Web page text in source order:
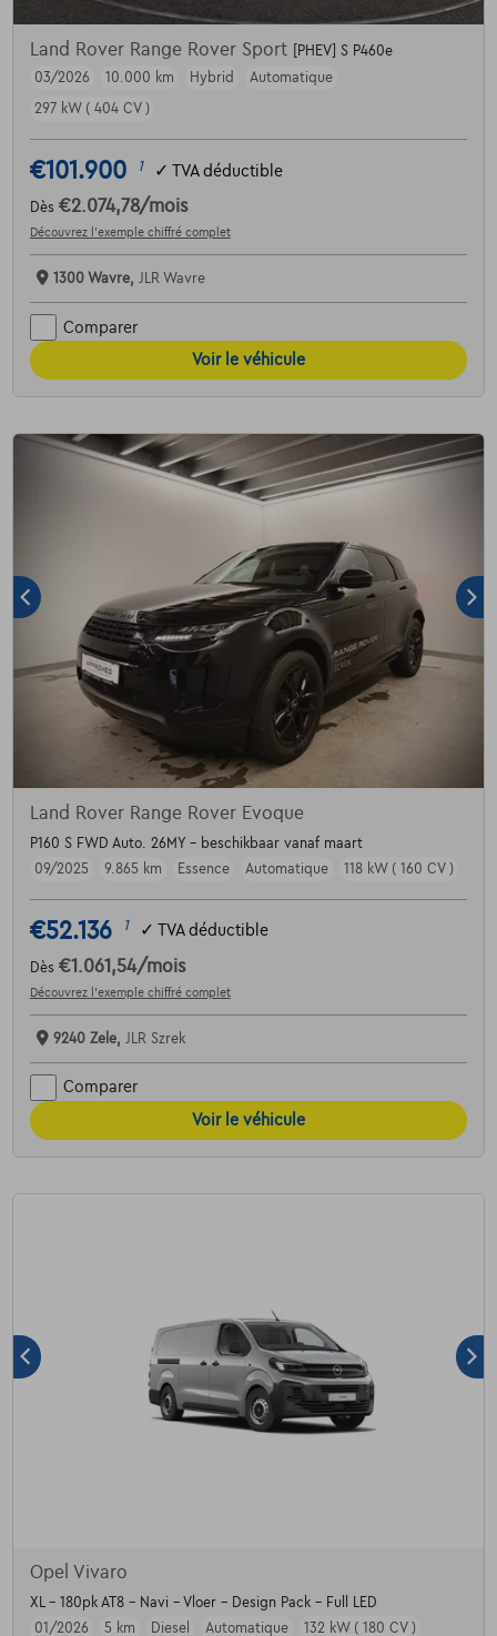
Land Rover Range Rover Sport
[PHEV] S P460e
03/2026
10.000 km Hybrid
Automatique
297 kW ( 404 CV )
€101.900 1 ✓ TVA déductible
Dès €2.074,78/mois
Découvrez l’exemple chiffré complet
1300 Wavre, JLR Wavre
Comparer
Voir le véhicule
Land Rover Range Rover Evoque
P160 S FWD Auto. 26MY - beschikbaar vanaf maart
09/2025
9.865 km Essence Automatique 118 kW ( 160 CV )
€52.136 1 ✓ TVA déductible
Dès €1.061,54/mois
Découvrez l’exemple chiffré complet
9240 Zele, JLR Szrek
Comparer
Voir le véhicule
Opel Vivaro
XL - 180pk AT8 - Navi - Vloer - Design Pack - Full LED
01/2026
5 km Diesel Automatique 132 kW ( 180 CV )